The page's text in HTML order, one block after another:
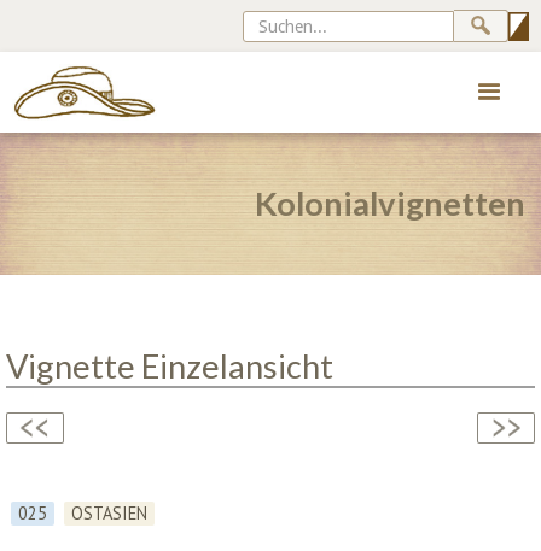
Kolonialvignetten
Vignette Einzelansicht
025 OSTASIEN